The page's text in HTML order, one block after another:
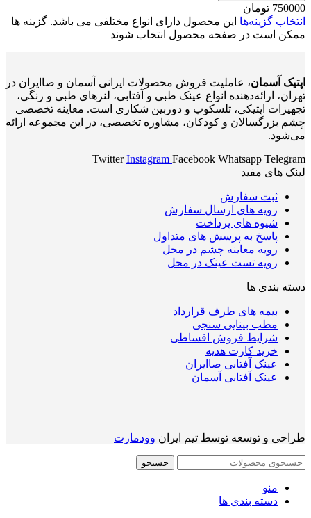
750000 تومان
انتخاب گزینه‌ها این محصول دارای انواع مختلفی می باشد. گزینه ها
ممکن است در صفحه محصول انتخاب شوند
اپتیک آسمان، عاملیت فروش محصولات ایرانی آسمان و صاایران در
تهران، ارائه‌دهنده انواع عینک طبی و آفتابی، لنزهای طبی و رنگی،
تجهیزات اپتیکی، تلسکوپ و دوربین شکاری است. معاینه تخصصی
چشم بزرگسالان و کودکان، مشاوره تخصصی، در این مجموعه ارائه
می‌شود.
Twitter Instagram Facebook Whatsapp Telegram
لینک های مفید
ثبت سفارش
رویه های ارسال سفارش
شیوه های پرداخت
پاسخ به پرسش های متداول
رویه معاینه چشم در محل
رویه تست عینک در محل
دسته بندی ها
بیمه های طرف قرارداد
مطب بینایی سنجی
شرایط فروش اقساطی
خرید کارت هدیه
عینک آفتابی صاایران
عینک آفتابی آسمان
طراحی و توسعه توسط تیم ایران وودمارت
جستجو
منو
دسته بندی ها